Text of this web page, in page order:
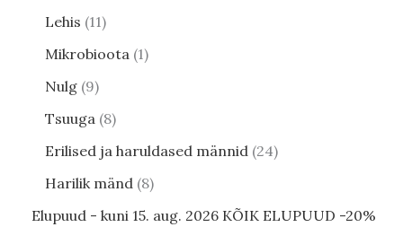
Lehis 11
Mikrobioota 1
Nulg 9
Tsuuga 8
Erilised ja haruldased männid 24
Harilik mänd 8
Elupuud - kuni 15. aug. 2026 KÕIK ELUPUUD -20%